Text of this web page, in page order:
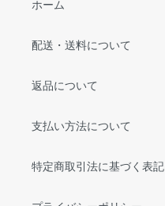
ホーム
配送・送料について
返品について
支払い方法について
特定商取引法に基づく表記